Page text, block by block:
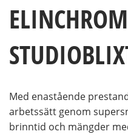
Med enastående
arbetssätt genom
brinntid och mängder